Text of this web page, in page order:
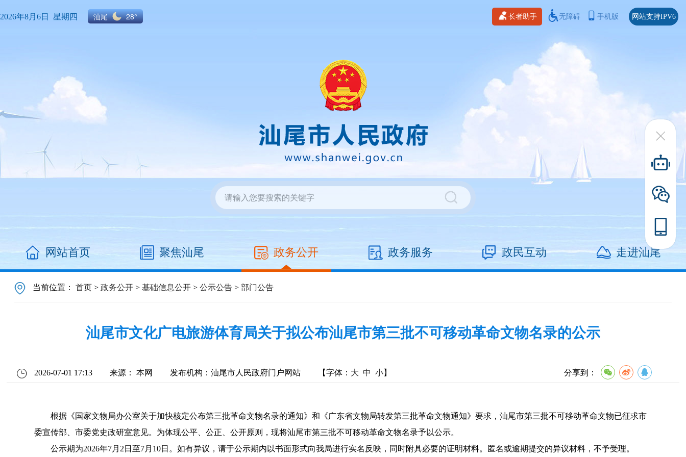
2026年8月6日 星期四 汕尾 28° 长者助手 无障碍 手机版 网站支持IPV6
网站首页 聚焦汕尾 政务公开 政务服务 政民互动 走进汕尾
当前位置：首页 >政务公开 >基础信息公开 >公示公告 >部门公告
汕尾市文化广电旅游体育局关于拟公布汕尾市第三批不可移动革命文物名录的公示
2026-07-01 17:13 来源： 本网 发布机构：汕尾市人民政府门户网站 【字体： 大 中 小】 分享到：
根据《国家文物局办公室关于加快核定公布第三批革命文物名录的通知》和《广东省文物局转发第三批革命文物通知》要求，汕尾市第三批不可移动革命文物已征求市
委宣传部、市委党史政研室意见。为体现公平、公正、公开原则，现将汕尾市第三批不可移动革命文物名录予以公示。
公示期为2026年7月2日至7月10日。如有异议，请于公示期内以书面形式向我局进行实名反映，同时附具必要的证明材料。匿名或逾期提交的异议材料，不予受理。